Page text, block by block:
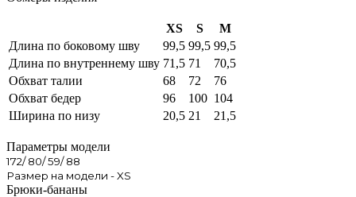
XS S
M
Длина по боковому шву
99,5 99,5 99,5
Длина по внутреннему шву 71,5 71
70,5
Обхват талии
68 72
76
Обхват бедер
96 100 104
Ширина по низу
20,5 21 21,5
Параметры модели
172/ 80/ 59/ 88
Размер на модели - XS
Брюки-бананы